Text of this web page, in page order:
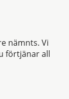
nämnts. Vi
förtjänar all